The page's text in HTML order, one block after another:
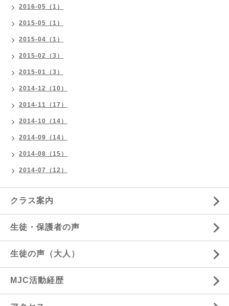
2016-05（1）
2015-05（1）
2015-04（1）
2015-02（3）
2015-01（3）
2014-12（10）
2014-11（17）
2014-10（14）
2014-09（14）
2014-08（15）
2014-07（12）
クラス案内
生徒・保護者の声
生徒の声（大人）
MJC活動経歴